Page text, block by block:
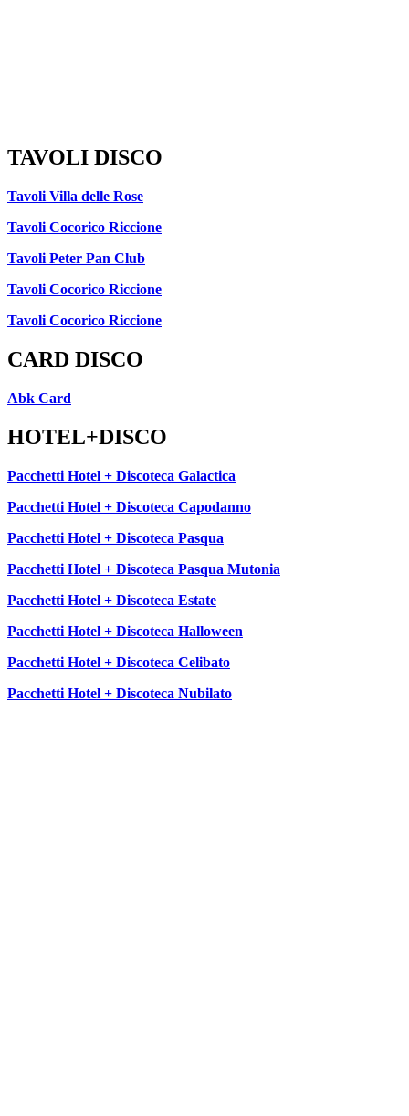
TAVOLI DISCO
Tavoli Villa delle Rose
Tavoli Cocorico Riccione
Tavoli Peter Pan Club
Tavoli Cocorico Riccione
Tavoli Cocorico Riccione
CARD DISCO
Abk Card
HOTEL+DISCO
Pacchetti Hotel + Discoteca Galactica
Pacchetti Hotel + Discoteca Capodanno
Pacchetti Hotel + Discoteca Pasqua
Pacchetti Hotel + Discoteca Pasqua Mutonia
Pacchetti Hotel + Discoteca Estate
Pacchetti Hotel + Discoteca Halloween
Pacchetti Hotel + Discoteca Celibato
Pacchetti Hotel + Discoteca Nubilato